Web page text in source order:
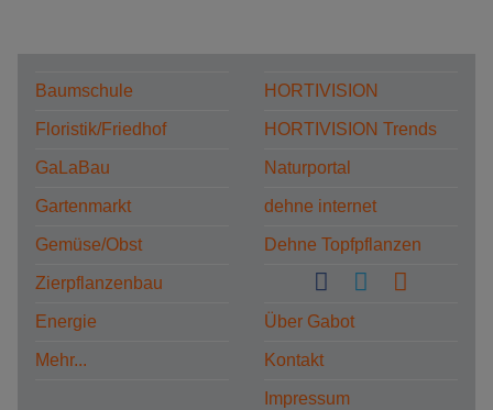
Baumschule
Floristik/Friedhof
GaLaBau
Gartenmarkt
Gemüse/Obst
Zierpflanzenbau
Energie
Mehr...
HORTIVISION
HORTIVISION Trends
Naturportal
dehne internet
Dehne Topfpflanzen
Über Gabot
Kontakt
Impressum